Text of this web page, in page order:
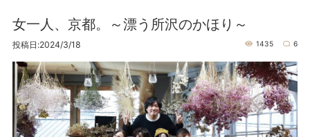
女一人、京都。～漂う所沢のかほり～
投稿日:2024/3/18 1435 6